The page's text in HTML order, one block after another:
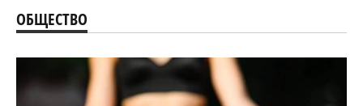
ОБЩЕСТВО